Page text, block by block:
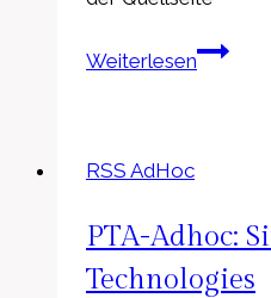
fest
WeiterlesenAdhoc:
RSS AdHoc
PTA-Adhoc:
Technologies